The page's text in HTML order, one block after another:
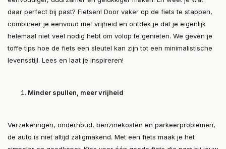
daar perfect bij past? Fietsen! Door vaker op de fiets te stappen,
combineer je eenvoud met vrijheid en ontdek je dat je eigenlijk
helemaal niet veel nodig hebt om volop te genieten. We geven je
toffe tips hoe de fiets een sleutel kan zijn tot een minimalistische
levensstijl. Lees en laat je inspireren!
Minder spullen, meer vrijheid
Verzekeringen, onderhoud, benzinekosten en parkeerproblemen,
de auto is niet altijd zaligmakend. Met een fiets maak je het